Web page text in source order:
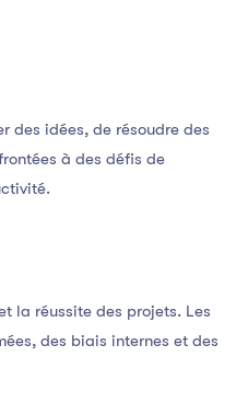
des idées, de résoudre des
à des défis de
la réussite des projets. Les
des biais internes et des